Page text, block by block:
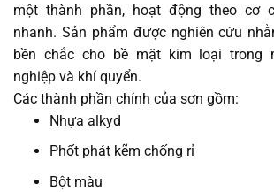
một thành phần, hoạt động theo cơ
nhanh. Sản phẩm được nghiên cứu
bền chắc cho bề mặt kim loại trong
nghiệp và khí quyển.
Các thành phần chính của sơn gồm:
Nhựa alkyd
Phốt phát kẽm chống rỉ
Bột màu